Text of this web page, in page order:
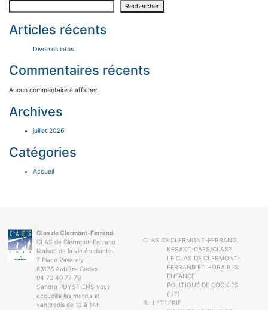
Rechercher
Articles récents
Diverses infos
Commentaires récents
Aucun commentaire à afficher.
Archives
juillet 2026
Catégories
Accueil
Clas de Clermont-Ferrand
CLAS de Clermont-Ferrand
Maison de la vie étudiante
7 Place Vasarely
63178 Aubière Cedex
04 73 40 77 79
Sandra PUYSTIENS vous
accueille les mardis et
vendredis de 12 à 14h
CLAS DE CLERMONT-FERRAND
KESAKO CAES/CLAS?
LE CLAS DE CLERMONT-
FERRAND ET HORAIRES
ENFANCE
POLITIQUE DE COOKIES
(UE)
BILLETTERIE